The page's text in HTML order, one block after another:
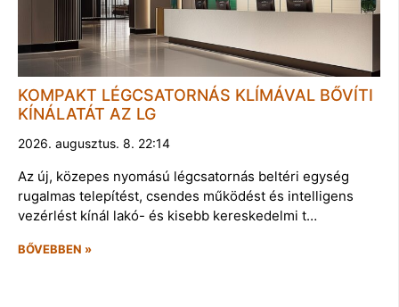
KOMPAKT LÉGCSATORNÁS KLÍMÁVAL BŐVÍTI
KÍNÁLATÁT AZ LG
2026. augusztus. 8. 22:14
Az új, közepes nyomású légcsatornás beltéri egység
rugalmas telepítést, csendes működést és intelligens
vezérlést kínál lakó- és kisebb kereskedelmi t…
BŐVEBBEN »